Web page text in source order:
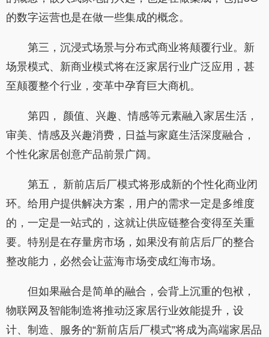
的数字运营也是在做一些集成的概念。
第三，沉浸式场景与分布式商业将颠覆行业。新
场景模式、新商业模式将在泛家居行业广泛应用，甚
至颠覆整个行业，变革中孕育巨大商机。
第四， 颜值、兴趣、情感等元素融入家居生活，
审美、情感及兴趣消费，日益与家庭生活深度融合，
个性化家居创意产品前景广阔。
第五， 新前店后厂模式将形成新的个性化商业闭
环。给用户提供解决方案，用户的需求一定是多维度
的，一定是一站式的，这就让供应链整合变得至关重
要。特别是在存量房市场，如果没有前店后厂的整合
整改能力，必然会让蓝海市场变成红海市场。
但如果融合是简单的融合，会背上沉重的包袱，
物联网及智能制造将推动泛家居行业效能提升，设
计、制造、服务的“新前店后厂模式”将成为高端家居品